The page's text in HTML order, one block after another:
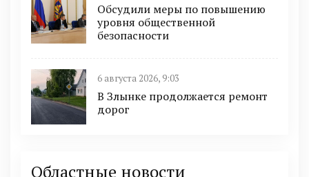
Обсудили меры по повышению
уровня общественной
безопасности
6 августа 2026, 9:03
В Злынке продолжается ремонт
дорог
Областные новости